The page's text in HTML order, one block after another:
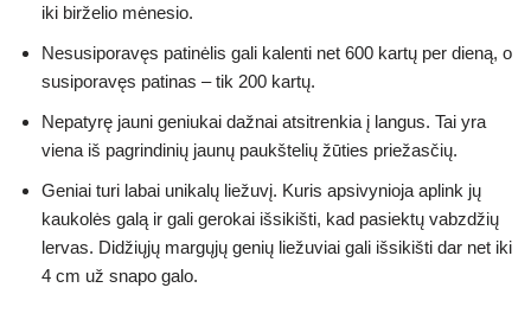
iki birželio mėnesio.
Nesusiporavęs patinėlis gali kalenti net 600 kartų per dieną, o
susiporavęs patinas – tik 200 kartų.
Nepatyrę jauni geniukai dažnai atsitrenkia į langus. Tai yra
viena iš pagrindinių jaunų paukštelių žūties priežasčių.
Geniai turi labai unikalų liežuvį. Kuris apsivynioja aplink jų
kaukolės galą ir gali gerokai išsikišti, kad pasiektų vabzdžių
lervas. Didžiųjų margųjų genių liežuviai gali išsikišti dar net iki
4 cm už snapo galo.